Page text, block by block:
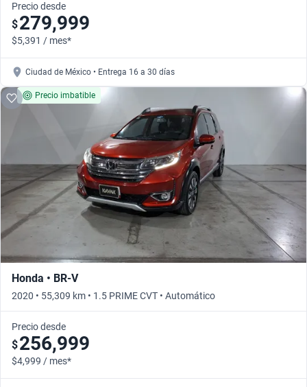
Precio desde
$279,999
$5,391 / mes*
Ciudad de México • Entrega 16 a 30 días
Precio imbatible
Honda • BR-V
2020 • 55,309 km • 1.5 PRIME CVT • Automático
Precio desde
$256,999
$4,999 / mes*